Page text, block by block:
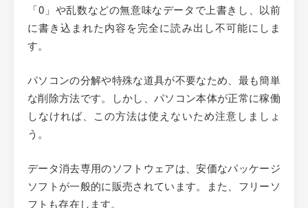
「0」や乱数などの無意味なデータで上書きし、以前
に書き込まれた内容を完全に読み出し不可能にしま
す。
パソコンの分解や特殊な道具が不要なため、最も簡単
な削除方法です。しかし、パソコン本体が正常に稼働
しなければ、この方法は使えないため注意しましょ
う。
データ消去専用のソフトウェアは、安価なパッケージ
ソフトが一般的に販売されています。また、フリーソ
フトも存在します。